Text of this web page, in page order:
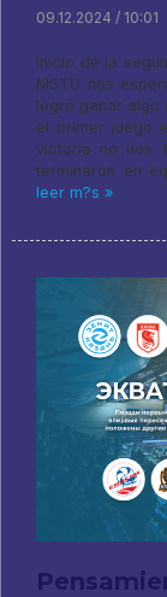
09.12.2024 / 10:01
Inicio de la
MSTU nos
logró ganar algo
el primer juego
victoria no nos
terminaron en
leer m?s »